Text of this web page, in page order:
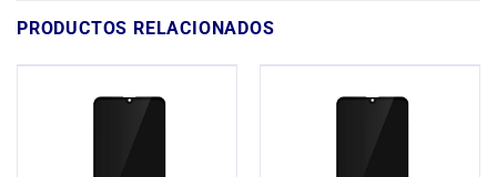
PRODUCTOS RELACIONADOS